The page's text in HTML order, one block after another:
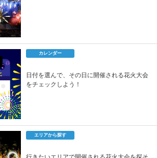
カレンダー
日付を選んで、その日に開催される花火大会
をチェックしよう！
エリアから探す